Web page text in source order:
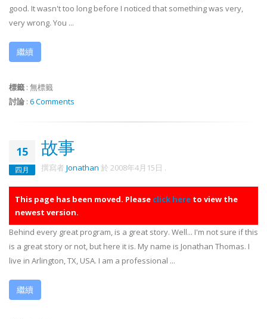
good. It wasn't too long before I noticed that something was very,
very wrong. You ...
繼續
標籤 : 無標籤
討論 : 6 Comments
15
四月
故事
撰寫者 Jonathan 於 2008年4月15日 .
This page has been moved. Please click here to view the
newest version.
Behind every great program, is a great story. Well... I'm not sure if this
is a great story or not, but here it is. My name is Jonathan Thomas. I
live in Arlington, TX, USA. I am a professional ...
繼續